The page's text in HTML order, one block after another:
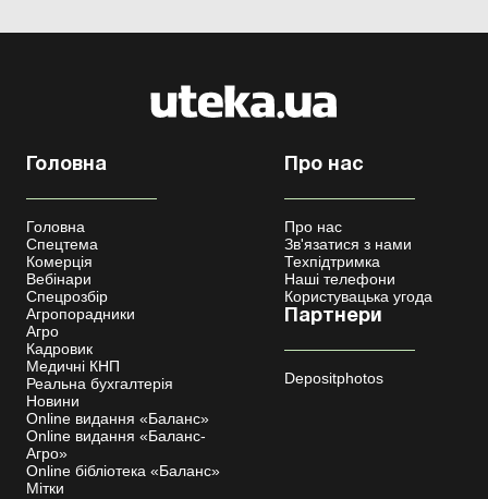
Головна
Головна
Спецтема
Комерція
Вебінари
Спецрозбір
Агропорадники
Агро
Кадровик
Медичні КНП
Реальна бухгалтерія
Новини
Online видання «Баланс»
Online видання «Баланс-
Агро»
Online бібліотека «Баланс»
Мітки
Про нас
Про нас
Зв'язатися з нами
Техпідтримка
Наші телефони
Користувацька угода
Партнери
Depositphotos